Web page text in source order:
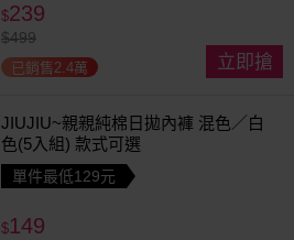
$239
$499
已銷售2.4萬 立即搶
JIUJIU~親親純棉日拋內褲 混色／白
色(5入組) 款式可選
單件最低129元
$149